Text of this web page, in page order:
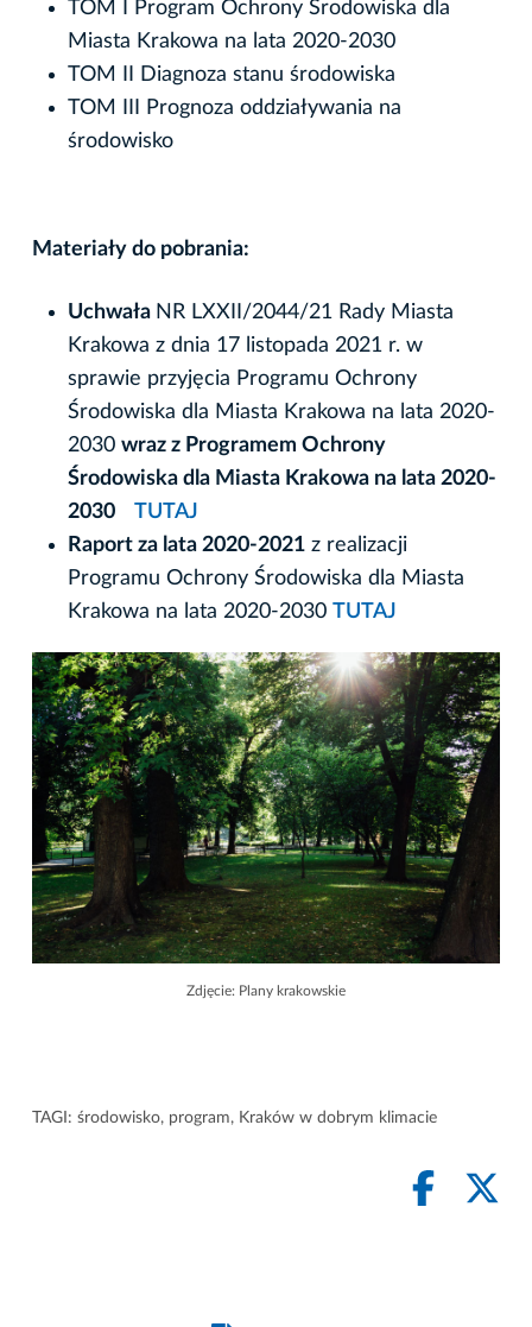
TOM I Program Ochrony Środowiska dla
Miasta Krakowa na lata 2020-2030
TOM II Diagnoza stanu środowiska
TOM III Prognoza oddziaływania na
środowisko
Materiały do pobrania:
Uchwała NR LXXII/2044/21 Rady Miasta
Krakowa z dnia 17 listopada 2021 r. w
sprawie przyjęcia Programu Ochrony
Środowiska dla Miasta Krakowa na lata 2020-
2030 wraz z Programem Ochrony
Środowiska dla Miasta Krakowa na lata 2020-
2030 TUTAJ
Raport za lata 2020-2021 z realizacji
Programu Ochrony Środowiska dla Miasta
Krakowa na lata 2020-2030 TUTAJ
Zdjęcie: Plany krakowskie
TAGI: środowisko, program, Kraków w dobrym klimacie